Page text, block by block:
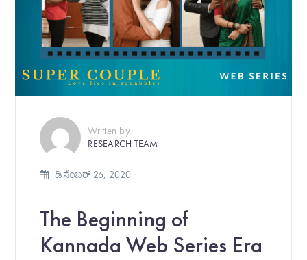
Written by
RESEARCH TEAM
ಡಿಸೆಂಬರ್ 26, 2020
The Beginning of
Kannada Web Series Era